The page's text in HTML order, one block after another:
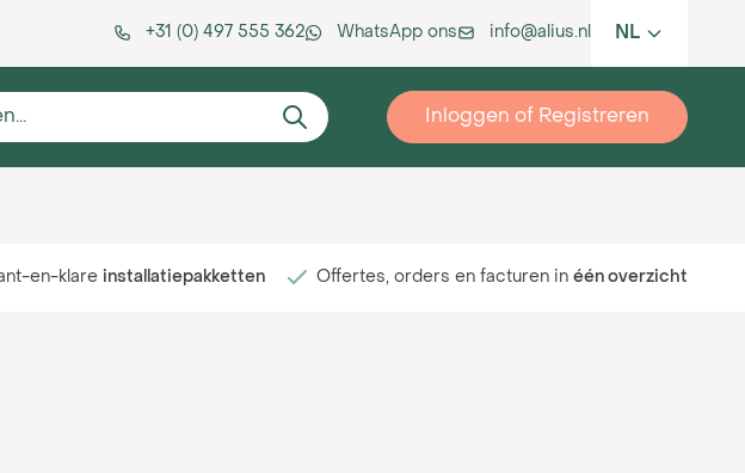
+31 (0) 497 555 362 WhatsApp ons info@alius.nl NL
Inloggen of Registreren
en-klare installatiepakketten Offertes, orders en facturen in één overzicht